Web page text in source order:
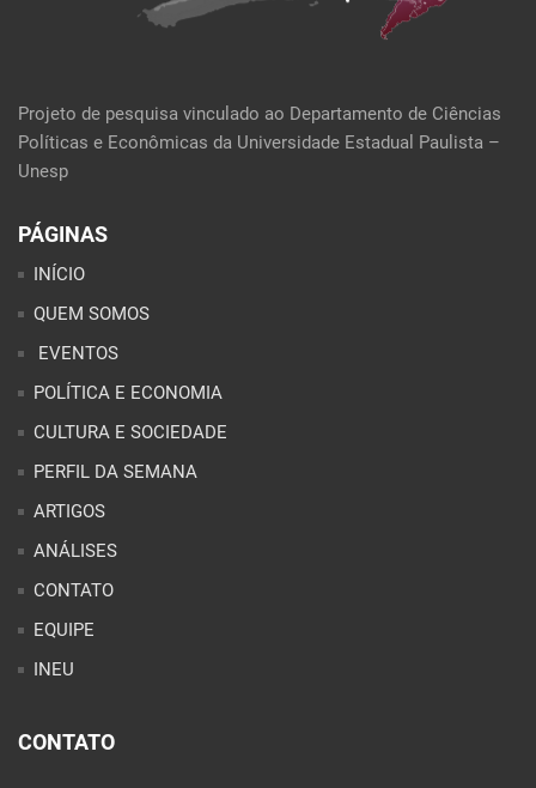
Projeto de pesquisa vinculado ao Departamento de Ciências
Políticas e Econômicas da Universidade Estadual Paulista –
Unesp
PÁGINAS
INÍCIO
QUEM SOMOS
EVENTOS
POLÍTICA E ECONOMIA
CULTURA E SOCIEDADE
PERFIL DA SEMANA
ARTIGOS
ANÁLISES
CONTATO
EQUIPE
INEU
CONTATO